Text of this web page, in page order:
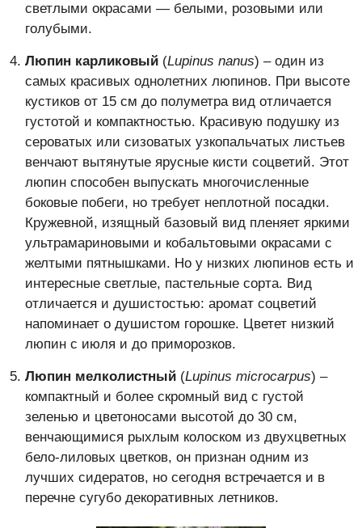
светлыми окрасами — белыми, розовыми или
голубыми.
Люпин карликовый (Lupinus nanus) – один из
самых красивых однолетних люпинов. При высоте
кустиков от 15 см до полуметра вид отличается
густотой и компактностью. Красивую подушку из
сероватых или сизоватых узкопальчатых листьев
венчают вытянутые ярусные кисти соцветий. Этот
люпин способен выпускать многочисленные
боковые побеги, но требует неплотной посадки.
Кружевной, изящный базовый вид пленяет яркими
ультрамариновыми и кобальтовыми окрасами с
желтыми пятнышками. Но у низких люпинов есть и
интересные светлые, пастельные сорта. Вид
отличается и душистостью: аромат соцветий
напоминает о душистом горошке. Цветет низкий
люпин с июля и до приморозков.
Люпин мелколистный (Lupinus microcarpus) –
компактный и более скромный вид с густой
зеленью и цветоносами высотой до 30 см,
венчающимися рыхлым колоском из двухцветных
бело-лиловых цветков, он признан одним из
лучших сидератов, но сегодня встречается и в
перечне сугубо декоративных летников.